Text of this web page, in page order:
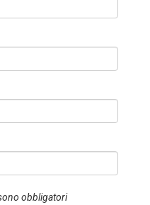
obbligatori